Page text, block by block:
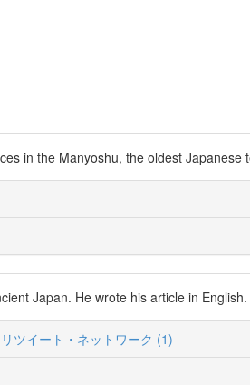
in the Manyoshu, the oldest Japanese
Japan. He wrote his article in
リツイート・ネットワーク (1)